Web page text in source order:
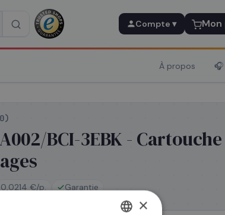
Compte ▾ Mon
À propos
)
BCI-3EBK -
0,0214 €/p. Garantie
×